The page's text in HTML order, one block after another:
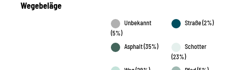
Wegebeläge
Unbekannt
(5%)
Straße (2%)
Asphalt (35%)
Schotter
(23%)